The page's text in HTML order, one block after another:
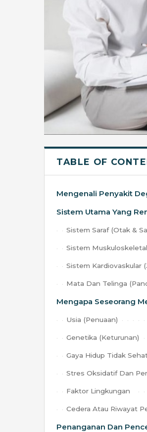
TABLE OF
Mengenali Penyakit
Sistem Utama Yang
Sistem Saraf (Otak &
Sistem
Sistem Kardiovaskular
Mata Dan Telinga
Mengapa Seseorang
Usia (Penuaan)
Genetika (Keturunan)
Gaya Hidup Tidak Sehat
Stres Oksidatif Dan
Faktor Lingkungan
Cedera Atau Riwayat
Penanganan Dan